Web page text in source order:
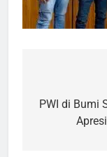
pos
PWI di Bumi